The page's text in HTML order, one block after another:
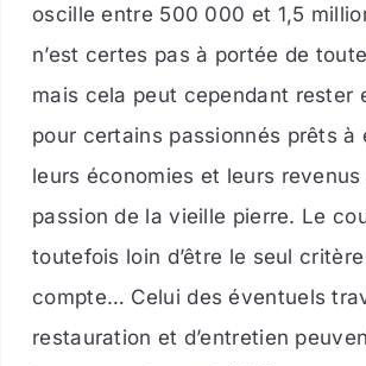
oscille entre 500 000 et 1,5
n’est certes pas à portée de
mais cela peut cependant rester
pour certains passionnés prêts à
leurs économies et leurs revenus
passion de la vieille pierre. Le
toutefois loin d’être le seul
compte… Celui des éventuels
restauration et d’entretien